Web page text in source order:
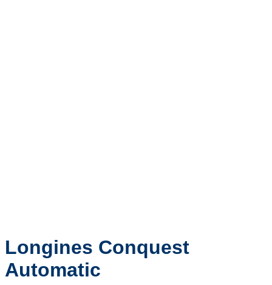
Longines Conquest
Automatic